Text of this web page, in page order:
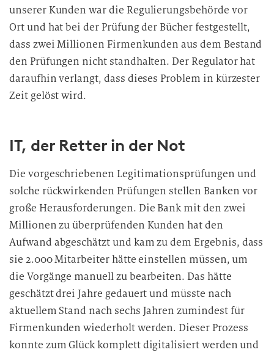
unserer Kunden war die Regulierungsbehörde vor
Ort und hat bei der Prüfung der Bücher festgestellt,
dass zwei Millionen Firmenkunden aus dem Bestand
den Prüfungen nicht standhalten. Der Regulator hat
daraufhin verlangt, dass dieses Problem in kürzester
Zeit gelöst wird.
IT, der Retter in der Not
Die vorgeschriebenen Legitimationsprüfungen und
solche rückwirkenden Prüfungen stellen Banken vor
große Herausforderungen. Die Bank mit den zwei
Millionen zu überprüfenden Kunden hat den
Aufwand abgeschätzt und kam zu dem Ergebnis, dass
sie 2.000 Mitarbeiter hätte einstellen müssen, um
die Vorgänge manuell zu bearbeiten. Das hätte
geschätzt drei Jahre gedauert und müsste nach
aktuellem Stand nach sechs Jahren zumindest für
Firmenkunden wiederholt werden. Dieser Prozess
konnte zum Glück komplett digitalisiert werden und